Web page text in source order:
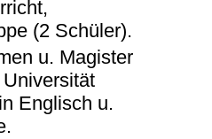
(2 Schüler).
u. Magister
Englisch u.